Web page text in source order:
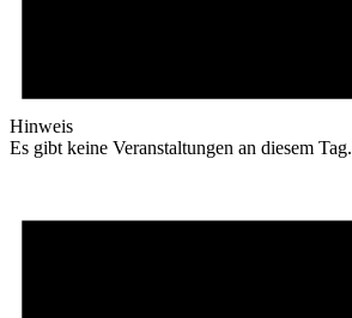
Hinweis
Es gibt keine Veranstaltungen an diesem Tag.